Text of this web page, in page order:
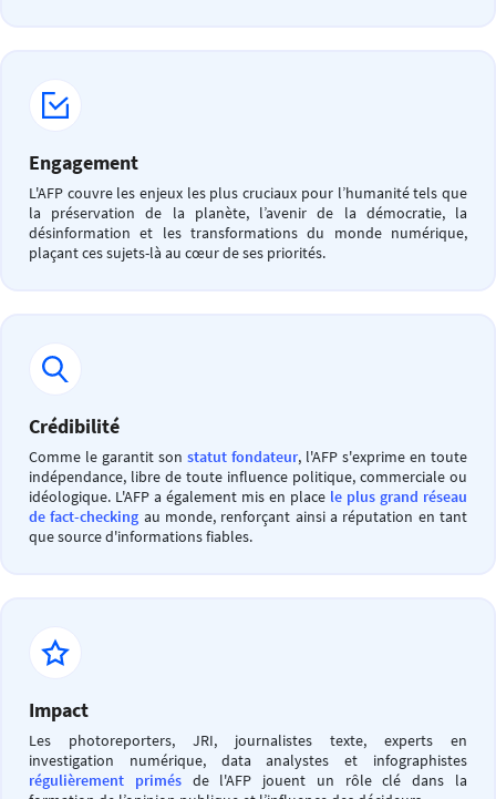
Engagement
L'AFP couvre les enjeux les plus cruciaux pour l’humanité tels que
la préservation de la planète, l’avenir de la démocratie, la
désinformation et les transformations du monde numérique,
plaçant ces sujets-là au cœur de ses priorités.
Crédibilité
Comme le garantit son statut fondateur, l'AFP s'exprime en toute
indépendance, libre de toute influence politique, commerciale ou
idéologique. L'AFP a également mis en place le plus grand réseau
de fact-checking au monde, renforçant ainsi a réputation en tant
que source d'informations fiables.
Impact
Les photoreporters, JRI, journalistes texte, experts en
investigation numérique, data analystes et infographistes
régulièrement primésde l'AFP jouent un rôle clé dans la